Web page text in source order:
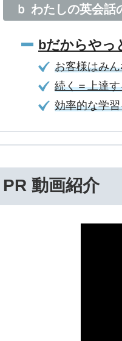
ｂ わたしの英会話
bだからやっ
お客様はみ
続く＝上達
効率的な学
PR 動画紹介